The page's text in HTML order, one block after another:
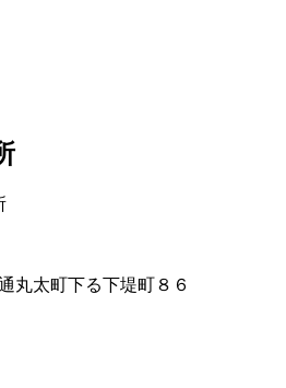
丸太町下る下堤町８６